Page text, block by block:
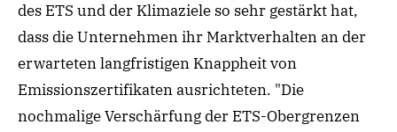
des ETS und der Klimaziele so sehr gestärkt hat,
dass die Unternehmen ihr Marktverhalten an der
erwarteten langfristigen Knappheit von
Emissionszertifikaten ausrichteten. "Die
nochmalige Verschärfung der ETS-Obergrenzen